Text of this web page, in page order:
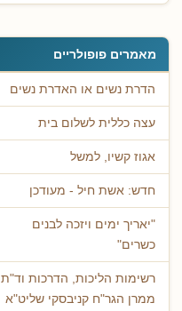
מאמרים פופולריים
הדרת נשים או האדרת נשים
עצה כללית לשלום בית
אגוז קשיו, למשל
חדש: אשת חיל - מעודכן
"יאריך ימים ויזכה לבנים
כשרים"
רשימות הליכות, הדרכות וד"ת
ממרן הגר"ח קניבסקי שליט"א